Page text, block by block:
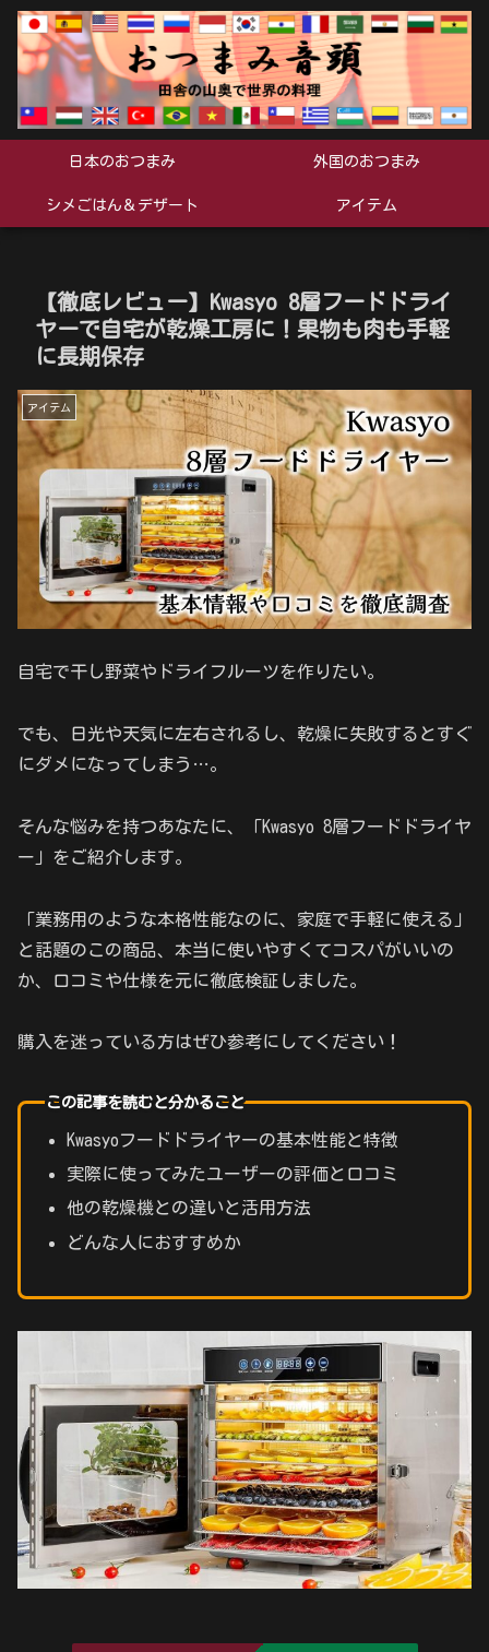
日本のおつまみ 外国のおつまみ
シメごはん＆デザート アイテム
【徹底レビュー】Kwasyo 8層フードドライ
ヤーで自宅が乾燥工房に！果物も肉も手軽
に長期保存
アイテム
自宅で干し野菜やドライフルーツを作りたい。
でも、日光や天気に左右されるし、乾燥に失敗するとすぐ
にダメになってしまう…。
そんな悩みを持つあなたに、「Kwasyo 8層フードドライヤ
ー」をご紹介します。
「業務用のような本格性能なのに、家庭で手軽に使える」
と話題のこの商品、本当に使いやすくてコスパがいいの
か、口コミや仕様を元に徹底検証しました。
購入を迷っている方はぜひ参考にしてください！
この記事を読むと分かること
Kwasyoフードドライヤーの基本性能と特徴
実際に使ってみたユーザーの評価と口コミ
他の乾燥機との違いと活用方法
どんな人におすすめか